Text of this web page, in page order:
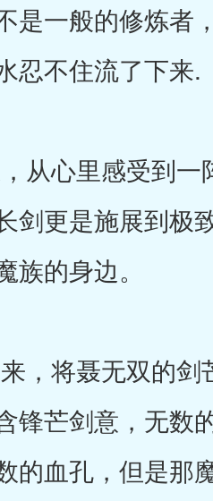
是一般的修炼者
忍不住流了下来.
心里感受到一
剑更是施展到极
的身边。
将聂无双的剑
锋芒剑意，无数
的血孔，但是那